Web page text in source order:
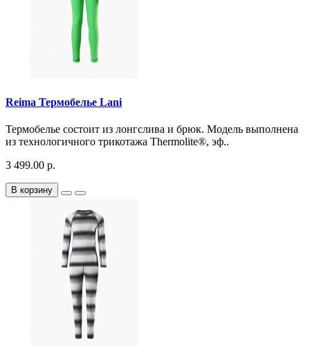
Reima Термобелье Lani
Термобелье состоит из лонгслива и брюк. Модель выполнена
из технологичного трикотажа Thermolite®, эф..
3 499.00 р.
В корзину